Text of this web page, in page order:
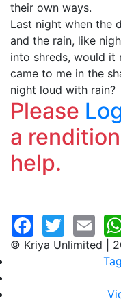
their own ways.
Last night when the
and the rain, like
into shreds, would it
came to me in the
night loud with rain?
Please
a
help.
© Kriya Unlimited |